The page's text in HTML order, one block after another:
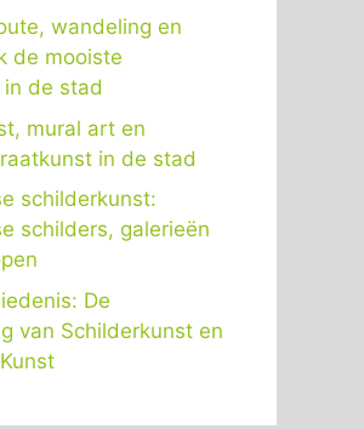
wandeling en
de mooiste
de stad
mural art en
in de stad
schilderkunst:
schilders, galerieën
De
van Schilderkunst en